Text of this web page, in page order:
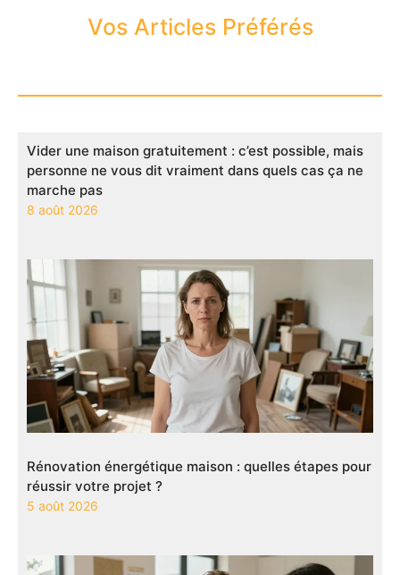
Vos Articles Préférés
Vider une maison gratuitement : c’est possible, mais
personne ne vous dit vraiment dans quels cas ça ne
marche pas
8 août 2026
Rénovation énergétique maison : quelles étapes pour
réussir votre projet ?
5 août 2026